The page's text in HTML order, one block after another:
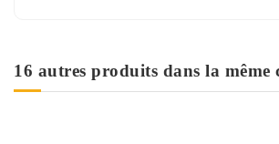
16 autres produits dans la même